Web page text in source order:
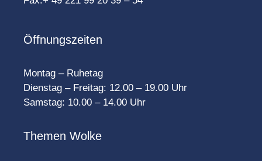
Öffnungszeiten
Montag – Ruhetag
Dienstag – Freitag: 12.00 – 19.00 Uhr
Samstag: 10.00 – 14.00 Uhr
Themen Wolke